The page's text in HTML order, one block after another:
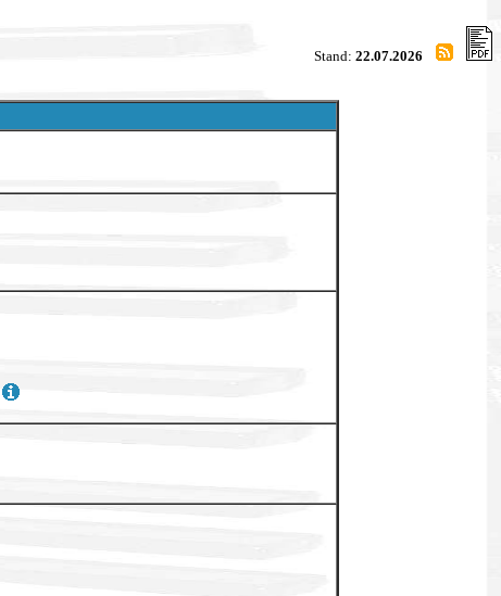
Stand: 22.07.2026